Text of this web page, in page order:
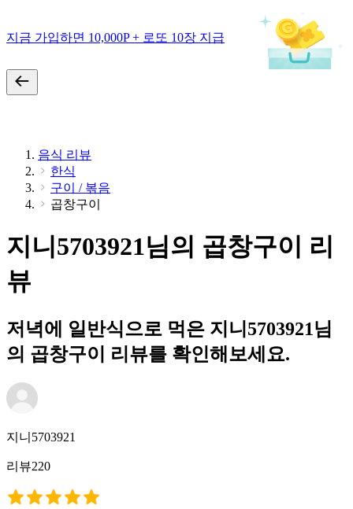
지금 가입하면 10,000P + 로또 10장 지급
음식 리뷰
한식
구이 / 볶음
곱창구이
지니5703921님의 곱창구이 리
뷰
저녁에 일반식으로 먹은 지니5703921님
의 곱창구이 리뷰를 확인해보세요.
지니5703921
리뷰220